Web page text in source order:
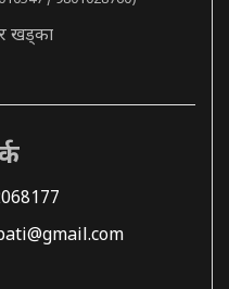
खड्का